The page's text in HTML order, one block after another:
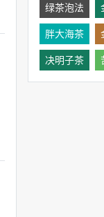
绿茶泡法
胖大海茶
决明子茶